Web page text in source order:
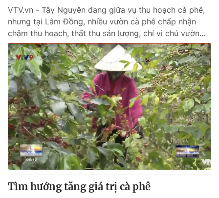
Emagazine Podcast
Photo Infographic
Video Shorts video
VTV Money VTV Thể thao
VTV Sức khoẻ Bất động sản
Thị trường 24h Tấm lòng Việt
VTV4 Vươn mình bằng AI
VTV.vn - Tây Nguyên đang giữa vụ thu hoạch cà phê,
nhưng tại Lâm Đồng, nhiều vườn cà phê chấp nhận
chậm thu hoạch, thất thu sản lượng, chỉ vì chủ vườn...
Tìm hướng tăng giá trị cà phê